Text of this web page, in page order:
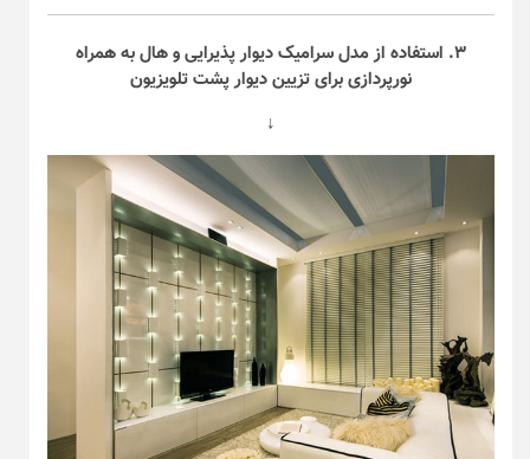
۳. استفاده از مدل سرامیک دیوار پذیرایی و هال به همراه
نورپردازی برای تزیین دیوار پشت تلویزیون
↓